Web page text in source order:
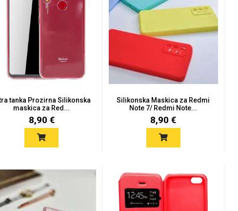
tanka Prozirna Silikonska
maskica za Red...
8,90 €
Silikonska Maskica za Redmi
Note 7/ Redmi Note...
8,90 €